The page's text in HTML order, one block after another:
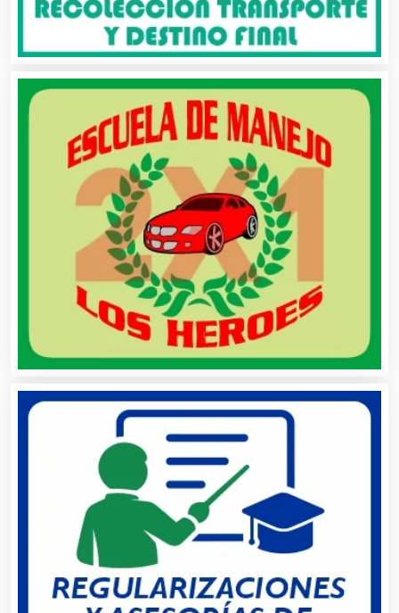
Banquetes
Bares y Cantinas
Basculas
Bebidas
Belleza
Bordados y Estampados
Boutiques
Buceo
Cafeterías
Cajas de Ahorro